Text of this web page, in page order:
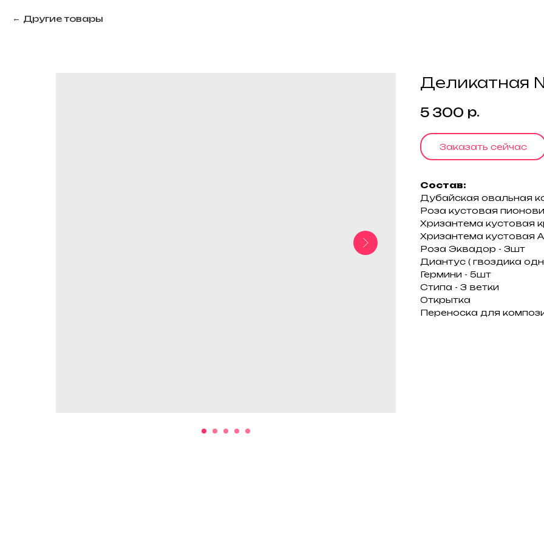
Другие товары
Деликатная
5 300 р.
Заказать сейчас
Состав:
Дубайская овальная
Роза кустовая
Хризантема кустовая
Хризантема кустовая
Роза Эквадор - 3шт
Диантус ( гвоздика
Гермини - 5шт
Стипа - 3 ветки
Открытка
Переноска для